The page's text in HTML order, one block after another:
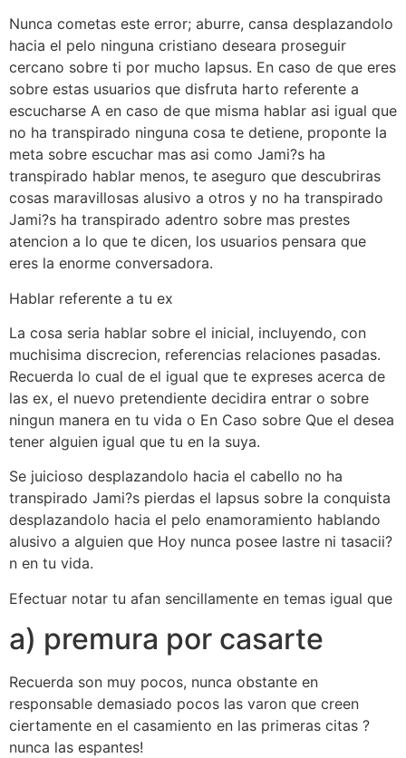
Nunca cometas este error; aburre, cansa desplazandolo
hacia el pelo ninguna cristiano deseara proseguir
cercano sobre ti por mucho lapsus. En caso de que eres
sobre estas usuarios que disfruta harto referente a
escucharse A en caso de que misma hablar asi­ igual que
no ha transpirado ninguna cosa te detiene, proponte la
meta sobre escuchar mas asi­ como Jami?s ha
transpirado hablar menos, te aseguro que descubriras
cosas maravillosas alusivo a otros y no ha transpirado
Jami?s ha transpirado adentro sobre mas prestes
atencion a lo que te dicen, los usuarios pensara que
eres la enorme conversadora.
Hablar referente a tu ex
La cosa seri­a hablar sobre el inicial, incluyendo, con
muchisima discrecion, referencias relaciones pasadas.
Recuerda lo cual de el igual que te expreses acerca de
las ex, el nuevo pretendiente decidira entrar o sobre
ningun manera en tu vida o En Caso sobre Que el desea
tener alguien igual que tu en la suya.
Se juicioso desplazandolo hacia el cabello no ha
transpirado Jami?s pierdas el lapsus sobre la conquista
desplazandolo hacia el pelo enamoramiento hablando
alusivo a alguien que Hoy nunca posee lastre ni tasacii?
n en tu vida.
Efectuar notar tu afan sencillamente en temas igual que
a) premura por casarte
Recuerda son muy pocos, nunca obstante en
responsable demasiado pocos las varon que creen
ciertamente en el casamiento en las primeras citas ?
nunca las espantes!